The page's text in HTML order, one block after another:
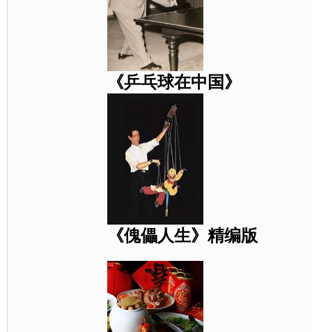
《乒乓球在中国》
《傀儡人生》精编版